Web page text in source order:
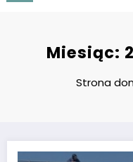
Miesiąc:
Strona